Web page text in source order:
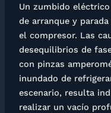
Un zumbido
de arranque y
el compresor. Las
desequilibrios de
con pinzas
inundado de
escenario, resulta
realizar un vacío